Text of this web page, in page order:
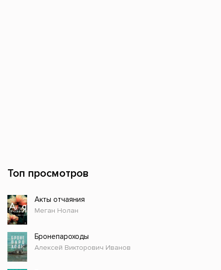
Топ просмотров
Акты отчаяния
Меган Нолан
Бронепароходы
Алексей Викторович Иванов